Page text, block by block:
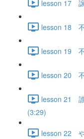
lesson 17
lesson 18
lesson 19
lesson 20
lesson 21
(3:29)
lesson 22